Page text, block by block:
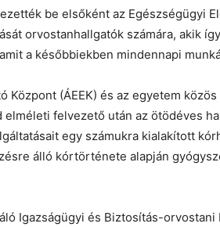
be elsőként az Egészségügyi
orvostanhallgatók számára, akik
a későbbiekben mindennapi
Központ (ÁEEK) és az egyetem
felvezető után az ötödéves
egy számukra kialakított
álló kórtörténete alapján
Igazságügyi és Biztosítás-